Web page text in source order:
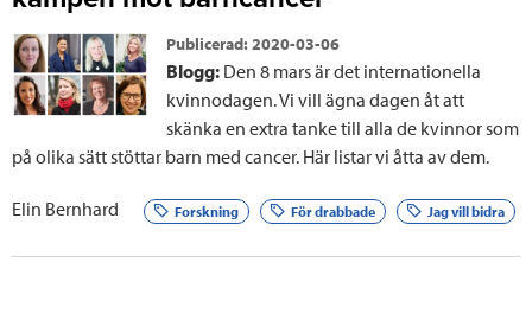
Publicerad:2020-03-06
Blogg: Den 8 mars är det internationella
kvinnodagen. Vi vill ägna dagen åt att
skänka en extra tanke till alla de kvinnor som
på olika sätt stöttar barn med cancer. Här listar vi åtta av dem.
Elin Bernhard Forskning För drabbade Jag vill bidra